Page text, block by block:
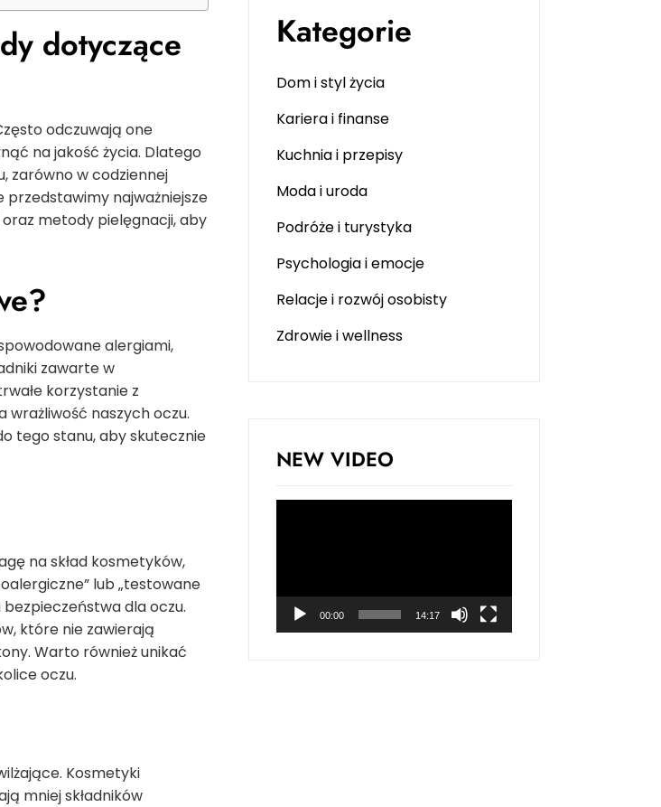
dotyczące
odczuwają one
na jakość życia. Dlatego
zarówno w codziennej
przedstawimy najważniejsze
metody pielęgnacji, aby
alergiami,
zawarte w
korzystanie z
naszych oczu.
tego stanu, aby skutecznie
na skład kosmetyków,
lub „testowane
dla oczu.
które nie zawierają
Warto również unikać
oczu.
Kosmetyki
mniej składników
Kategorie
Dom i styl życia
Kariera i finanse
Kuchnia i przepisy
Moda i uroda
Podróże i turystyka
Psychologia i emocje
Relacje i rozwój osobisty
Zdrowie i wellness
NEW VIDEO
00:00 14:17